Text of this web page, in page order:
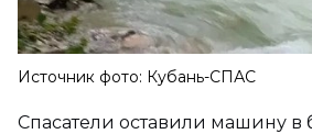
Источник фото: Кубань-СПАС
Спасатели оставили машину в